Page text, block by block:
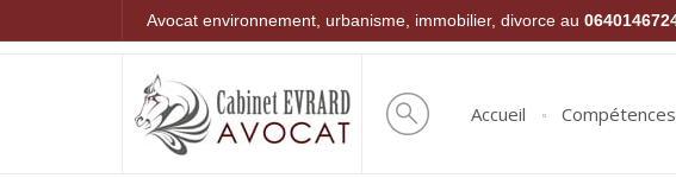
Avocat environnement, urbanisme, immobilier, divorce au
Accueil Compétences